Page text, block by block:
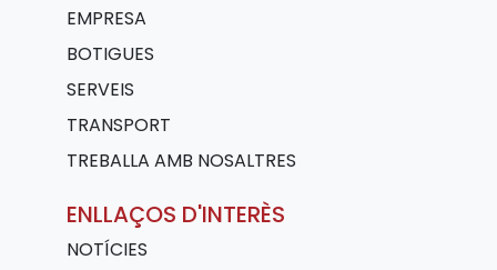
EMPRESA
BOTIGUES
SERVEIS
TRANSPORT
TREBALLA AMB NOSALTRES
ENLLAÇOS D'INTERÈS
NOTÍCIES